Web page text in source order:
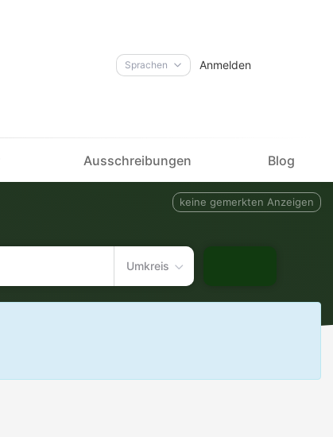
Sprachen Anmelden
Ausschreibungen Blog
keine gemerkten Anzeigen
Umkreis